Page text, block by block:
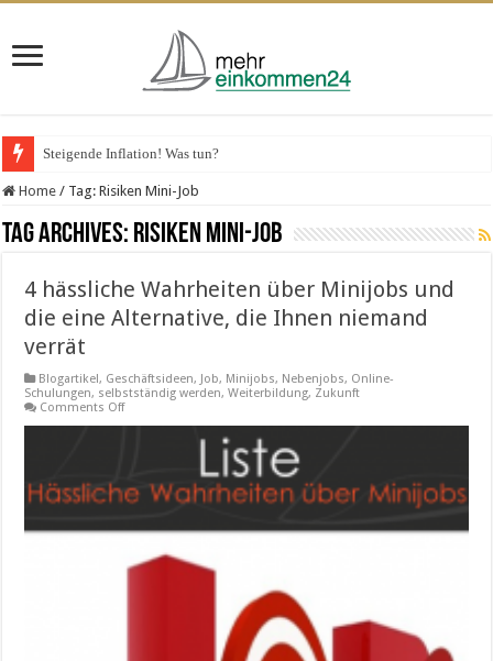
Steigende Inflation! Was tun?
Home / Tag:Risiken Mini-Job
Tag Archives: Risiken Mini-Job
4 hässliche Wahrheiten über Minijobs und
die eine Alternative, die Ihnen niemand
verrät
Blogartikel, Geschäftsideen, Job, Minijobs, Nebenjobs, Online-
Schulungen, selbstständig werden,Weiterbildung, Zukunft
Comments Offon
und
die
Alternative,
Ihnen